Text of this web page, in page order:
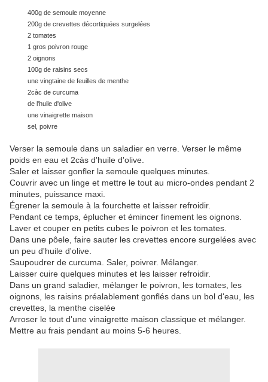
400g de semoule moyenne
200g de crevettes décortiquées surgelées
2 tomates
1 gros poivron rouge
2 oignons
100g de raisins secs
une vingtaine de feuilles de menthe
2càc de curcuma
de l'huile d'olive
une vinaigrette maison
sel, poivre
Verser la semoule dans un saladier en verre. Verser le même
poids en eau et 2càs d'huile d'olive.
Saler et laisser gonfler la semoule quelques minutes.
Couvrir avec un linge et mettre le tout au micro-ondes pendant 2
minutes, puissance maxi.
Égrener la semoule à la fourchette et laisser refroidir.
Pendant ce temps, éplucher et émincer finement les oignons.
Laver et couper en petits cubes le poivron et les tomates.
Dans une pôele, faire sauter les crevettes encore surgelées avec
un peu d'huile d'olive.
Saupoudrer de curcuma. Saler, poivrer. Mélanger.
Laisser cuire quelques minutes et les laisser refroidir.
Dans un grand saladier, mélanger le poivron, les tomates, les
oignons, les raisins préalablement gonflés dans un bol d'eau, les
crevettes, la menthe ciselée
Arroser le tout d'une vinaigrette maison classique et mélanger.
Mettre au frais pendant au moins 5-6 heures.